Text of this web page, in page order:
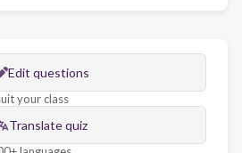
Edit questions
your class
Translate quiz